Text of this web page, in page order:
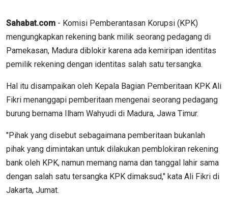
Sahabat.com - Komisi Pemberantasan Korupsi (KPK)
mengungkapkan rekening bank milik seorang pedagang di
Pamekasan, Madura diblokir karena ada kemiripan identitas
pemilik rekening dengan identitas salah satu tersangka.
Hal itu disampaikan oleh Kepala Bagian Pemberitaan KPK Ali
Fikri menanggapi pemberitaan mengenai seorang pedagang
burung bernama Ilham Wahyudi di Madura, Jawa Timur.
"Pihak yang disebut sebagaimana pemberitaan bukanlah
pihak yang dimintakan untuk dilakukan pemblokiran rekening
bank oleh KPK, namun memang nama dan tanggal lahir sama
dengan salah satu tersangka KPK dimaksud," kata Ali Fikri di
Jakarta, Jumat.